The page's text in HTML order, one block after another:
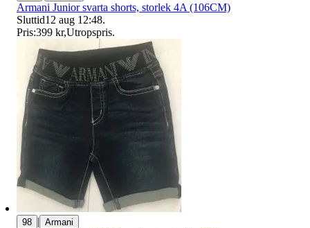
Armani Junior svarta shorts, storlek 4A (106CM)
Sluttid12 aug 12:48.
Pris:399 kr,Utropspris.
98 | Armani